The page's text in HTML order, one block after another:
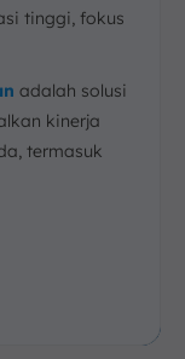
tinggi, fokus
adalah solusi
kinerja
termasuk